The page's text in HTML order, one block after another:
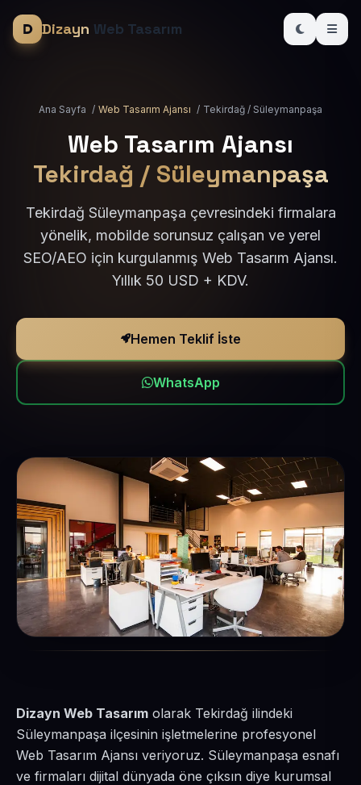
Dizayn Web Tasarım
Ana Sayfa / Web Tasarım Ajansı / Tekirdağ / Süleymanpaşa
Web Tasarım Ajansı
Tekirdağ / Süleymanpaşa
Tekirdağ Süleymanpaşa çevresindeki firmalara
yönelik, mobilde sorunsuz çalışan ve yerel
SEO/AEO için kurgulanmış Web Tasarım Ajansı.
Yıllık 50 USD + KDV.
Hemen Teklif İste
WhatsApp
Dizayn Web Tasarım olarak Tekirdağ ilindeki
Süleymanpaşa ilçesinin işletmelerine profesyonel
Web Tasarım Ajansı veriyoruz. Süleymanpaşa esnafı
ve firmaları dijital dünyada öne çıksın diye kurumsal